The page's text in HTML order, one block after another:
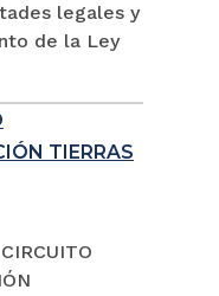
legales y
de la Ley
TIERRAS